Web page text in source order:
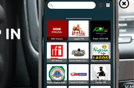
tõmmata
viis korraks $69k peale
super-äpp on mängude